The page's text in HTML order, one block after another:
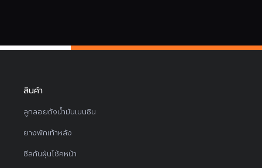
สินค้า
ลูกลอยถังน้ำมันเบนซิน
ยางพักเท้าหลัง
ซีลกันฝุ่นโช้คหน้า